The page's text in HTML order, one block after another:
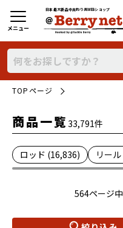
日本最大新品中古釣り具WEBショップ
メニュー
TOPページ
商品一覧 33,791件
ロッド (16,836) リー
564ページ